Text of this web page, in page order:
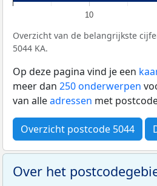
10
Overzicht van de belangrijkste
5044 KA.
Op deze pagina vind je een
meer dan 250 onderwerpen
van alleadressen met
Overzicht postcode 5044
Over het